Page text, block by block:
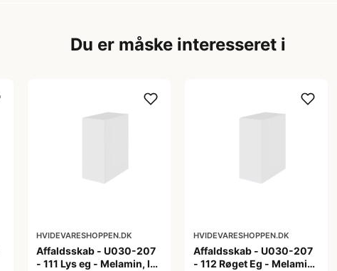
Du er måske interesseret i
HVIDEVARESHOPPEN.DK
Affaldsskab - U030-207
- 111 Lys eg - Melamin, lys
HVIDEVARESHOPPEN.DK
Affaldsskab - U030-207
- 112 Røget Eg - Melamin,